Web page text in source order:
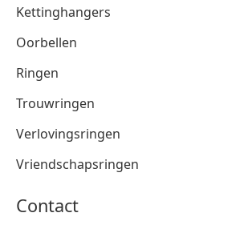
Kettinghangers
Oorbellen
Ringen
Trouwringen
Verlovingsringen
Vriendschapsringen
Contact